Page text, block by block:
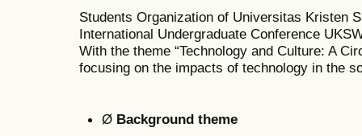
Students Organization of Universitas Kristen
International Undergraduate Conference
With the theme “Technology and Culture: A
focusing on the impacts of technology in the
Ø Background theme